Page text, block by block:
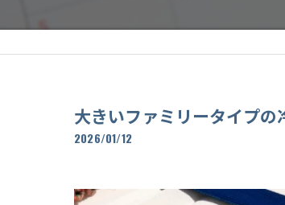
大きいファミリータイプの
2026/01/12